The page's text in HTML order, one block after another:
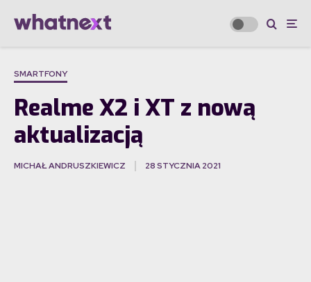
SMARTFONY
Realme X2 i XT z nową
aktualizacją
MICHAŁ ANDRUSZKIEWICZ 28 STYCZNIA 2021